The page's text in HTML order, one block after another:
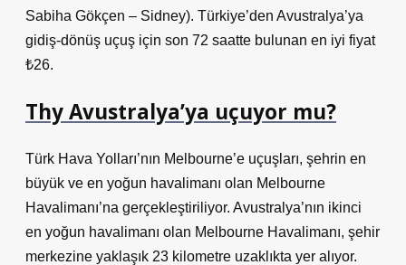
Sabiha Gökçen – Sidney). Türkiye’den Avustralya’ya
gidiş-dönüş uçuş için son 72 saatte bulunan en iyi fiyat
₺26.
Thy Avustralya’ya uçuyor mu?
Türk Hava Yolları’nın Melbourne’e uçuşları, şehrin en
büyük ve en yoğun havalimanı olan Melbourne
Havalimanı’na gerçekleştiriliyor. Avustralya’nın ikinci
en yoğun havalimanı olan Melbourne Havalimanı, şehir
merkezine yaklaşık 23 kilometre uzaklıkta yer alıyor.